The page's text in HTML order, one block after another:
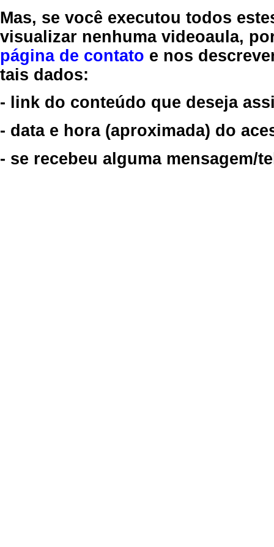
Mas, se você executou todos
visualizar nenhuma videoaula,
página de contato e nos
tais dados:
- link do conteúdo que deseja
- data e hora (aproximada) do
- se recebeu alguma mensagem/